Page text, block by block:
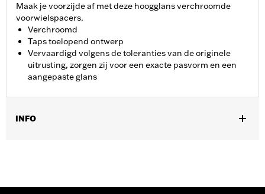
Maak je voorzijde af met deze hoogglans verchroomde
voorwielspacers.
Verchroomd
Taps toelopend ontwerp
Vervaardigd volgens de toleranties van de originele
uitrusting, zorgen zij voor een exacte pasvorm en een
aangepaste glans
INFO
Per stuk verkocht:Twee